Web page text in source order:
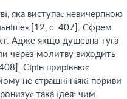
яка виступає невичерпною
[12, с. 407]. Єфрем
Адже якщо душевна туга
через молитву виходить
Сірін прирівнює
не страшні ніякі пориви
така ідея: чим